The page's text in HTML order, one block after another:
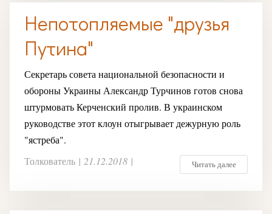
Непотопляемые "друзья
Путина"
Секретарь совета национальной безопасности и
обороны Украины Александр Турчинов готов снова
штурмовать Керченский пролив. В украинском
руководстве этот клоун отыгрывает дежурную роль
"ястреба".
Читать далее
Толкователь | 21.12.2018 |